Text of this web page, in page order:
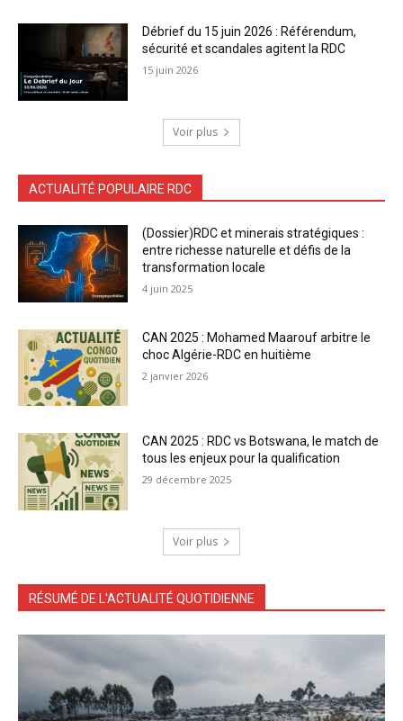
Débrief du 15 juin 2026 : Référendum,
sécurité et scandales agitent la RDC
15 juin 2026
Voir plus
ACTUALITÉ POPULAIRE RDC
(Dossier)RDC et minerais stratégiques :
entre richesse naturelle et défis de la
transformation locale
4 juin 2025
CAN 2025 : Mohamed Maarouf arbitre le
choc Algérie-RDC en huitième
2 janvier 2026
CAN 2025 : RDC vs Botswana, le match de
tous les enjeux pour la qualification
29 décembre 2025
Voir plus
RÉSUMÉ DE L'ACTUALITÉ QUOTIDIENNE